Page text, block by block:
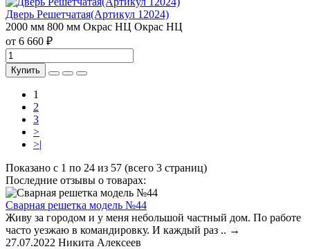
Дверь Решетчатая(Артикул 12024)
2000 мм 800 мм Окрас НЦ Окрас НЦ
от 6 660 ₽
Купить
1
2
3
>
>|
Показано с 1 по 24 из 57 (всего 3 страниц)
Последние отзывы о товарах:
Сварная решетка модель №44
Живу за городом и у меня небольшой частный дом. По работе
часто уезжаю в командировку. И каждый раз .. →
27.07.2022 Никита Алексеев